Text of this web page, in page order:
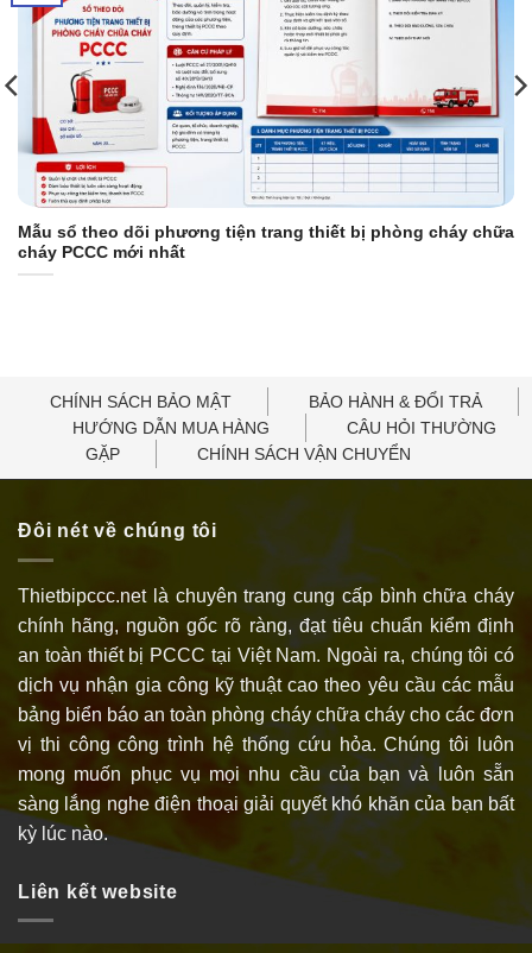
Mẫu sổ theo dõi phương tiện trang thiết bị phòng cháy chữa
cháy PCCC mới nhất
CHÍNH SÁCH BẢO MẬT
BẢO HÀNH & ĐỔI TRẢ
HƯỚNG DẪN MUA HÀNG
CÂU HỎI THƯỜNG
GẶP
CHÍNH SÁCH VẬN CHUYỂN
Đôi nét về chúng tôi
Thietbipccc.net là chuyên trang cung cấp bình chữa cháy
chính hãng, nguồn gốc rõ ràng, đạt tiêu chuẩn kiểm định
an toàn thiết bị PCCC tại Việt Nam. Ngoài ra, chúng tôi có
dịch vụ nhận gia công kỹ thuật cao theo yêu cầu các mẫu
bảng biển báo an toàn phòng cháy chữa cháy cho các đơn
vị thi công công trình hệ thống cứu hỏa. Chúng tôi luôn
mong muốn phục vụ mọi nhu cầu của bạn và luôn sẵn
sàng lắng nghe điện thoại giải quyết khó khăn của bạn bất
kỳ lúc nào.
Liên kết website